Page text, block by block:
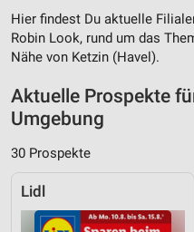
Hier findest Du aktuelle
Robin Look, rund um das
Nähe von Ketzin (Havel).
Aktuelle Prospekte
Umgebung
30 Prospekte
Lidl